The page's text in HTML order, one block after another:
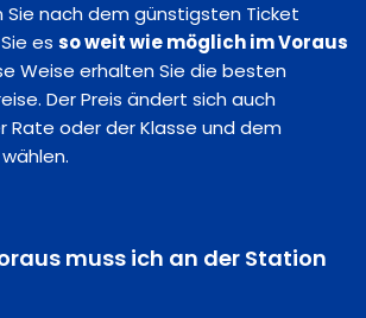
Sie nach dem günstigsten Ticket
es so weit wie möglich im Voraus
Weise erhalten Sie die besten
Der Preis ändert sich auch
Rate oder der Klasse und dem
muss ich an der Station